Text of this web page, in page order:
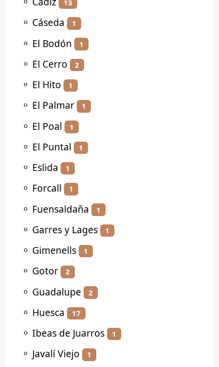
13
⚬ Cáseda 1
⚬ El Bodón 1
⚬ El Cerro 2
⚬ El Hito 1
⚬ El Palmar 1
⚬ El Poal 1
⚬ El Puntal 1
⚬ Eslida 1
⚬ Forcall 1
⚬ Fuensaldaña 1
⚬ Garres y Lages 1
⚬ Gimenells 1
⚬ Gotor 2
⚬ Guadalupe 2
⚬ Huesca 17
⚬ Ibeas de Juarros 1
⚬ Javalí Viejo 1